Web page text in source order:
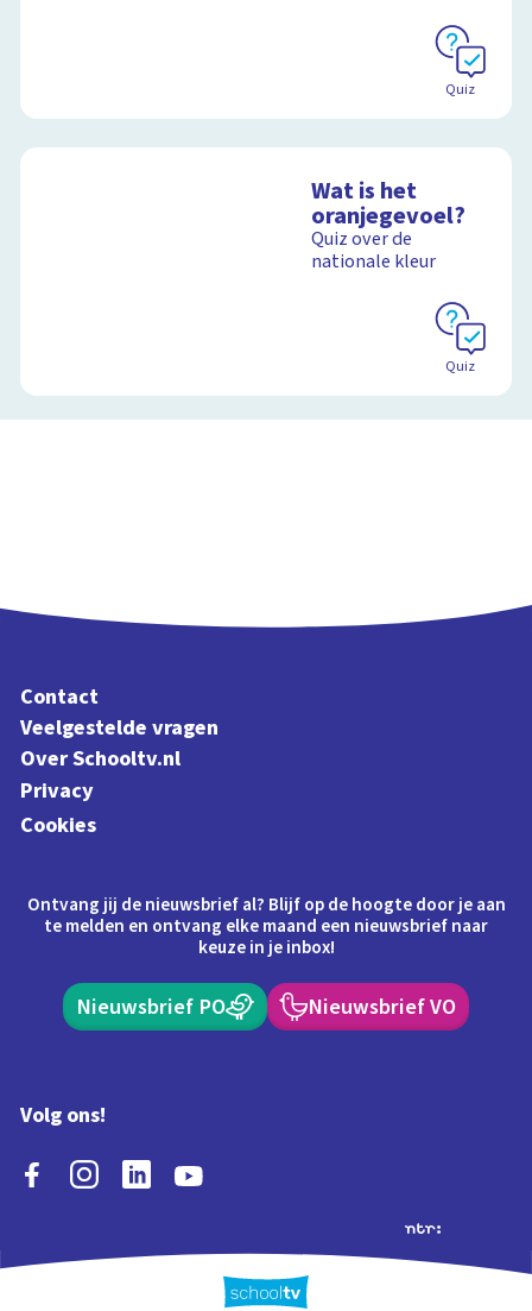
Quiz
Wat is het
oranjegevoel?
Quiz over de
nationale kleur
Quiz
Contact
Veelgestelde vragen
Over Schooltv.nl
Privacy
Cookies
Ontvang jij de nieuwsbrief al? Blijf op de hoogte door je aan
te melden en ontvang elke maand een nieuwsbrief naar
keuze in je inbox!
Nieuwsbrief PO Nieuwsbrief VO
Volg ons!